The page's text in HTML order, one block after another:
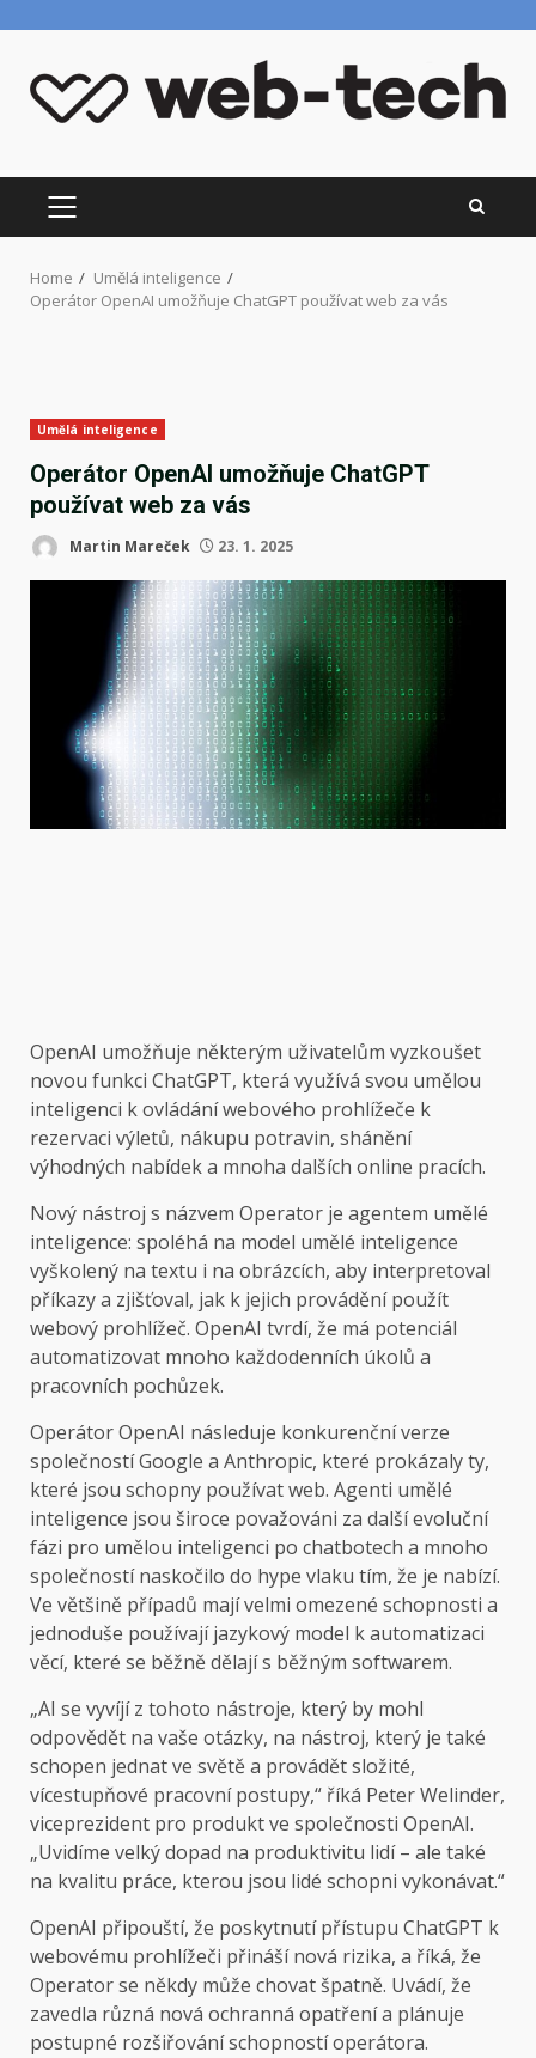
content
PRIMARY
MENU
Home
Umělá inteligence
Operátor OpenAI umožňuje ChatGPT používat web za vás
Umělá inteligence
Operátor OpenAI umožňuje ChatGPT
používat web za vás
Martin Mareček 23. 1. 2025
OpenAI umožňuje některým uživatelům vyzkoušet
novou funkci ChatGPT, která využívá svou umělou
inteligenci k ovládání webového prohlížeče k
rezervaci výletů, nákupu potravin, shánění
výhodných nabídek a mnoha dalších online pracích.
Nový nástroj s názvem Operator je agentem umělé
inteligence: spoléhá na model umělé inteligence
vyškolený na textu i na obrázcích, aby interpretoval
příkazy a zjišťoval, jak k jejich provádění použít
webový prohlížeč. OpenAI tvrdí, že má potenciál
automatizovat mnoho každodenních úkolů a
pracovních pochůzek.
Operátor OpenAI následuje konkurenční verze
společností Google a Anthropic, které prokázaly ty,
které jsou schopny používat web. Agenti umělé
inteligence jsou široce považováni za další evoluční
fázi pro umělou inteligenci po chatbotech a mnoho
společností naskočilo do hype vlaku tím, že je nabízí.
Ve většině případů mají velmi omezené schopnosti a
jednoduše používají jazykový model k automatizaci
věcí, které se běžně dělají s běžným softwarem.
„AI se vyvíjí z tohoto nástroje, který by mohl
odpovědět na vaše otázky, na nástroj, který je také
schopen jednat ve světě a provádět složité,
vícestupňové pracovní postupy,“ říká Peter Welinder,
viceprezident pro produkt ve společnosti OpenAI.
„Uvidíme velký dopad na produktivitu lidí – ale také
na kvalitu práce, kterou jsou lidé schopni vykonávat.“
OpenAI připouští, že poskytnutí přístupu ChatGPT k
webovému prohlížeči přináší nová rizika, a říká, že
Operator se někdy může chovat špatně. Uvádí, že
zavedla různá nová ochranná opatření a plánuje
postupné rozšiřování schopností operátora.